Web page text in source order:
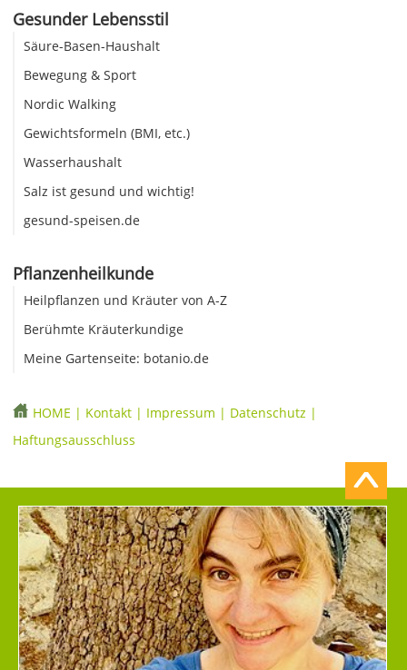
Gesunder Lebensstil
Säure-Basen-Haushalt
Bewegung & Sport
Nordic Walking
Gewichtsformeln (BMI, etc.)
Wasserhaushalt
Salz ist gesund und wichtig!
gesund-speisen.de
Pflanzenheilkunde
Heilpflanzen und Kräuter von A-Z
Berühmte Kräuterkundige
Meine Gartenseite: botanio.de
HOME | Kontakt | Impressum | Datenschutz |
Haftungsausschluss